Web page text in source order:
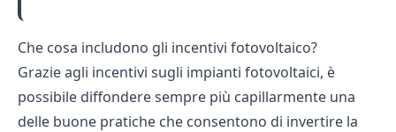
Che cosa includono gli incentivi fotovoltaico?
Grazie agli incentivi sugli impianti fotovoltaici, è
possibile diffondere sempre più capillarmente una
delle buone pratiche che consentono di invertire la